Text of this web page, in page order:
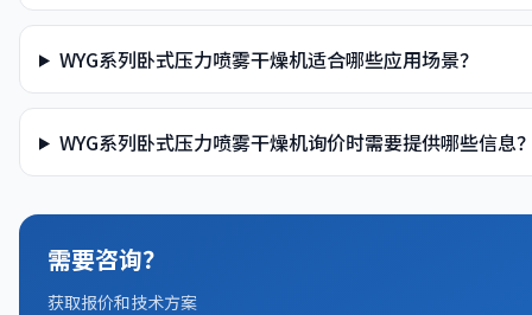
WYG系列卧式压力喷雾干燥机适合哪些应用场景？
WYG系列卧式压力喷雾干燥机询价时需要提供哪些信息
需要咨询？
获取报价和技术方案